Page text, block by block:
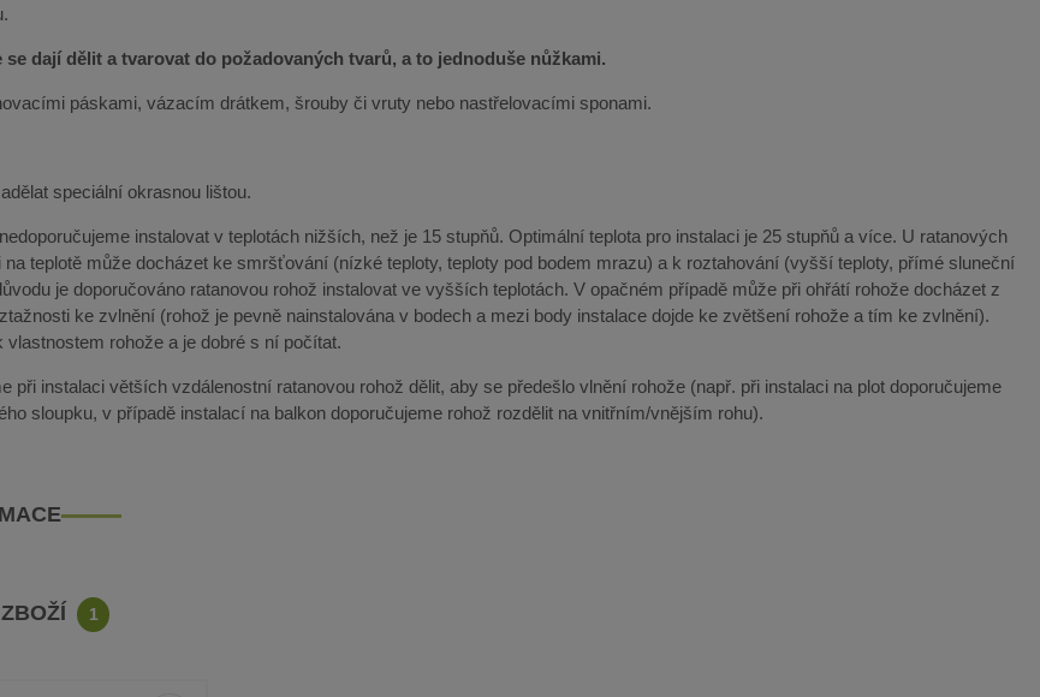
se dají dělit a tvarovat do požadovaných tvarů, a to jednoduše nůžkami.
páskami, vázacím drátkem, šrouby či vruty nebo nastřelovacími sponami.
speciální okrasnou lištou.
instalovat v teplotách nižších, než je 15 stupňů. Optimální teplota pro instalaci je 25 stupňů a více. U ratanových
teplotě může docházet ke smršťování (nízké teploty, teploty pod bodem mrazu) a k roztahování (vyšší teploty, přímé sluneční
je doporučováno ratanovou rohož instalovat ve vyšších teplotách. V opačném případě může při ohřátí rohože docházet z
ke zvlnění (rohož je pevně nainstalována v bodech a mezi body instalace dojde ke zvětšení rohože a tím ke zvlnění).
vlastnostem rohože a je dobré s ní počítat.
při instalaci větších vzdálenostní ratanovou rohož dělit, aby se předešlo vlnění rohože (např. při instalaci na plot doporučujeme
sloupku, v případě instalací na balkon doporučujeme rohož rozdělit na vnitřním/vnějším rohu).
1